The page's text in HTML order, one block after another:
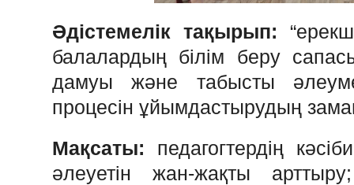
Әдістемелік тақырып: “
балалардың білім беру
дамуы
және табысты
процесін ұйымдастырудың
Мақсаты: педагогтердің
кәсіби
әлеуетін жан-жақты арттыру;